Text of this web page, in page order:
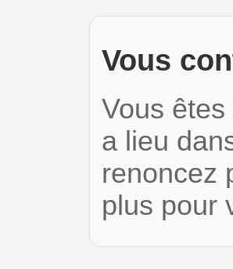
Vous
Vous
a lieu
renoncez
plus pour